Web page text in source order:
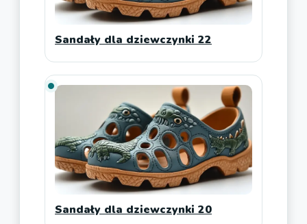
Sandały dla dziewczynki 22
Sandały dla dziewczynki 20